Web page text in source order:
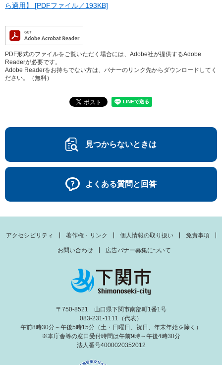
ら適用】 [PDFファイル／193KB]
PDF形式のファイルをご覧いただく場合には、Adobe社が提供するAdobe
Readerが必要です。
Adobe Readerをお持ちでない方は、バナーのリンク先からダウンロードしてく
ださい。（無料）
見つからないときは
よくある質問と回答
アクセシビリティ 著作権・リンク 個人情報の取り扱い 免責事項
お問い合わせ 広告バナー募集について
〒750-8521 山口県下関市南部町1番1号
083-231-1111（代表）
午前8時30分～午後5時15分（土・日曜日、祝日、年末年始を除く）
※本庁舎等の窓口受付時間は午前9時～午後4時30分
法人番号4000020352012